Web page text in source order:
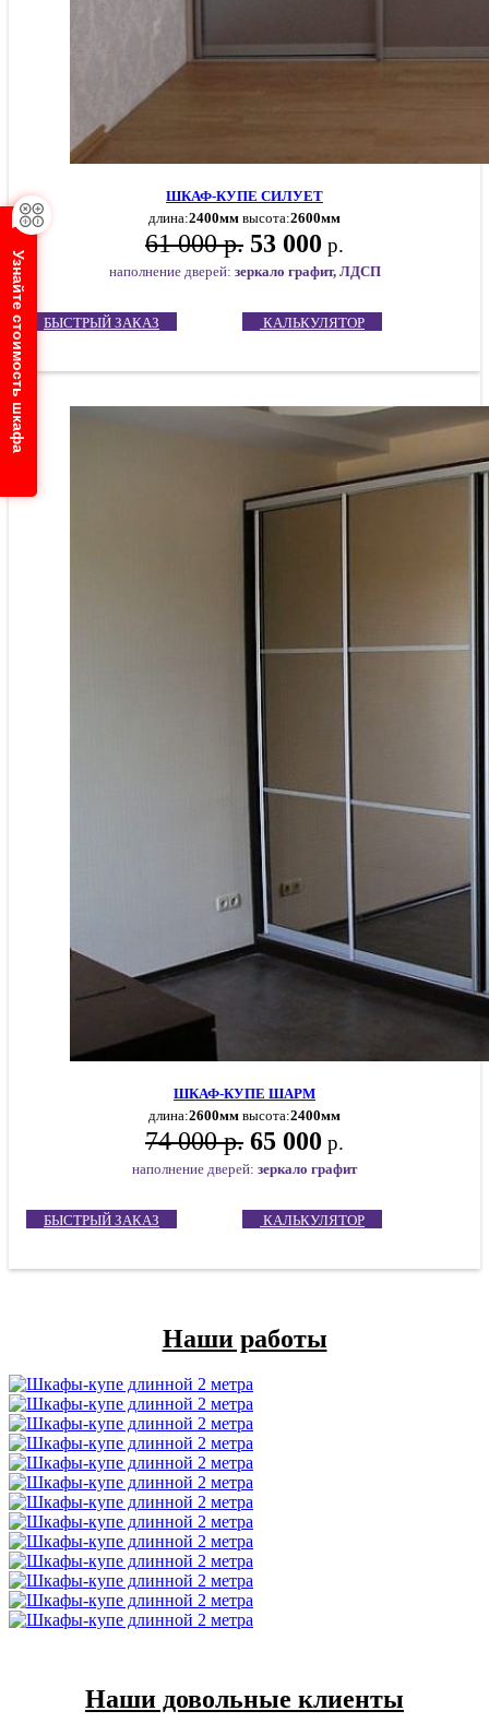
ШКАФ-КУПЕ СИЛУЕТ
длина:2400мм высота:2600мм
61 000 р. 53 000 р.
наполнение дверей: зеркало графит, ЛДСП
БЫСТРЫЙ ЗАКАЗ КАЛЬКУЛЯТОР
ШКАФ-КУПЕ ШАРМ
длина:2600мм высота:2400мм
74 000 р. 65 000 р.
наполнение дверей: зеркало графит
БЫСТРЫЙ ЗАКАЗ КАЛЬКУЛЯТОР
Наши работы
Наши довольные клиенты
Узнайте стоимость шкафа